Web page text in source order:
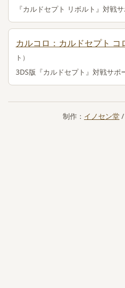
『カルドセプト リボルト』対戦
カルコロ：カルドセプト コ
ト）
3DS版『カルドセプト』対戦サポ
制作： イノセン堂 /